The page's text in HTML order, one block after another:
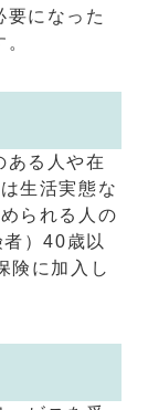
要になった
ある人や在
生活実態な
られる人の
）40歳以
険に加入し